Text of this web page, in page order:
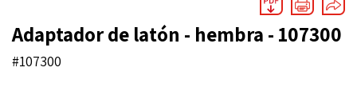
Adaptador de latón - hembra - 107300
#107300